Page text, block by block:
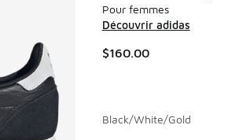
Pour femmes
Découvrir adidas
$160.00
Black/White/Gold